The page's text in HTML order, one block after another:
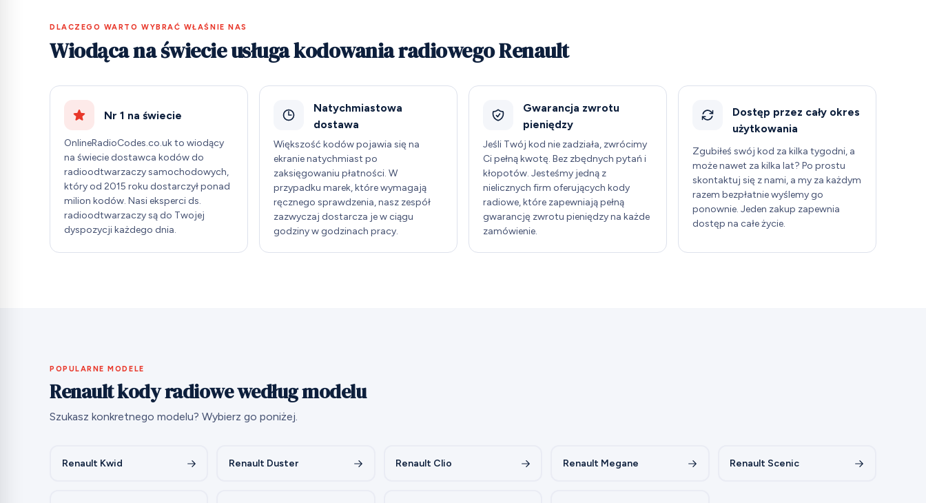
DLACZEGO WARTO WYBRAĆ WŁAŚNIE NAS
Wiodąca na świecie usługa kodowania radiowego Renault
Nr 1 na świecie
OnlineRadioCodes.co.uk to wiodący
na świecie dostawca kodów do
radioodtwarzaczy samochodowych,
który od 2015 roku dostarczył ponad
milion kodów. Nasi eksperci ds.
radioodtwarzaczy są do Twojej
dyspozycji każdego dnia.
Natychmiastowa
dostawa
Większość kodów pojawia się na
ekranie natychmiast po
zaksięgowaniu płatności. W
przypadku marek, które wymagają
ręcznego sprawdzenia, nasz zespół
zazwyczaj dostarcza je w ciągu
godziny w godzinach pracy.
Gwarancja zwrotu
pieniędzy
Jeśli Twój kod nie zadziała, zwrócimy
Ci pełną kwotę. Bez zbędnych pytań i
kłopotów. Jesteśmy jedną z
nielicznych firm oferujących kody
radiowe, które zapewniają pełną
gwarancję zwrotu pieniędzy na każde
zamówienie.
Dostęp przez cały okres
użytkowania
Zgubiłeś swój kod za kilka tygodni, a
może nawet za kilka lat? Po prostu
skontaktuj się z nami, a my za każdym
razem bezpłatnie wyślemy go
ponownie. Jeden zakup zapewnia
dostęp na całe życie.
POPULARNE MODELE
Renault kody radiowe według modelu
Szukasz konkretnego modelu? Wybierz go poniżej.
Renault Kwid Renault Duster Renault Clio Renault Megane Renault Scenic